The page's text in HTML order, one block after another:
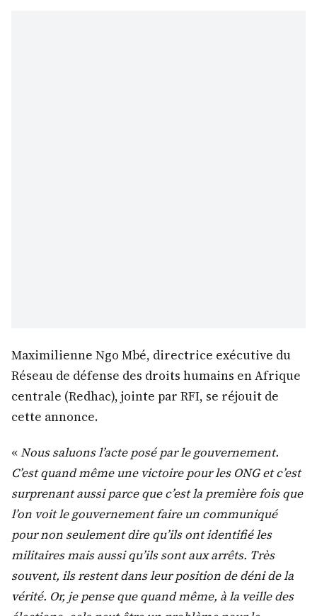
Maximilienne Ngo Mbé, directrice exécutive du
Réseau de défense des droits humains en Afrique
centrale (Redhac), jointe par RFI, se réjouit de
cette annonce.
«Nous saluons l’acte posé par le gouvernement.
C’est quand même une victoire pour les ONG et c’est
surprenant aussi parce que c’est la première fois que
l’on voit le gouvernement faire un communiqué
pour non seulement dire qu’ils ont identifié les
militaires mais aussi qu’ils sont aux arrêts. Très
souvent, ils restent dans leur position de déni de la
vérité. Or, je pense que quand même, à la veille des